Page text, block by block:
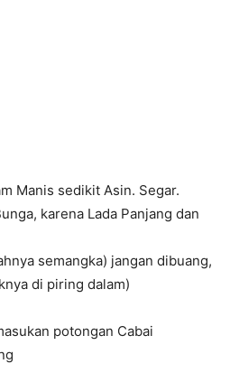
Manis sedikit Asin. Segar.
karena Lada Panjang dan
semangka) jangan dibuang,
di piring dalam)
potongan Cabai